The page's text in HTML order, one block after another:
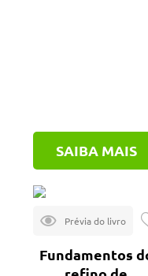
SAIBA MAIS
Fundamentos